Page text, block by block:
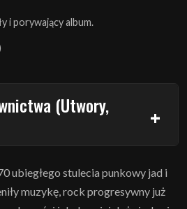
i porywający album.
(Utwory,
ubiegłego stulecia punkowy jad i
muzykę, rock progresywny już